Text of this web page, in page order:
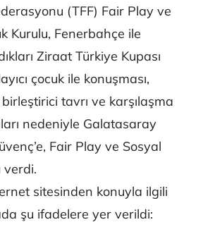
(TFF) Fair Play ve
Kurulu, Fenerbahçe ile
Ziraat Türkiye Kupası
çocuk ile konuşması,
tavrı ve karşılaşma
nedeniyle Galatasaray
Fair Play ve Sosyal
verdi.
sitesinden konuyla ilgili
şu ifadelere yer verildi: